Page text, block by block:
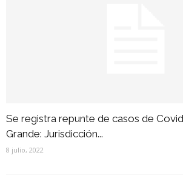
Se registra repunte de casos de
Grande: Jurisdicción...
8 julio, 2022